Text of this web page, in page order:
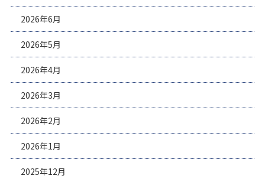
2026年6月
2026年5月
2026年4月
2026年3月
2026年2月
2026年1月
2025年12月